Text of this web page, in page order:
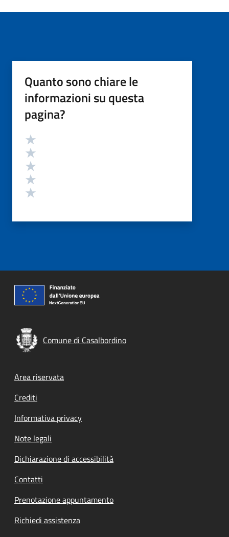
Quanto sono chiare le
informazioni su questa
pagina?
Valutazione
Comune di Casalbordino
Footer menu
Area riservata
Crediti
Informativa privacy
Note legali
Dichiarazione di accessibilità
Contatti
Prenotazione appuntamento
Richiedi assistenza